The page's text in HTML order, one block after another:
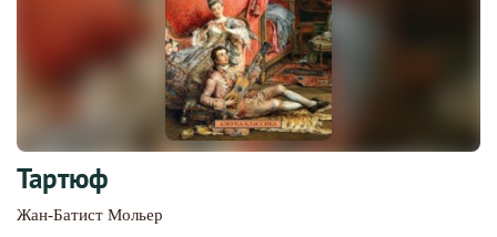
Тартюф
Жан-Батист Мольер